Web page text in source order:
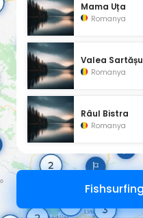
Mama Uța
Romanya
Valea
Romanya
Râul Bistra
Romanya